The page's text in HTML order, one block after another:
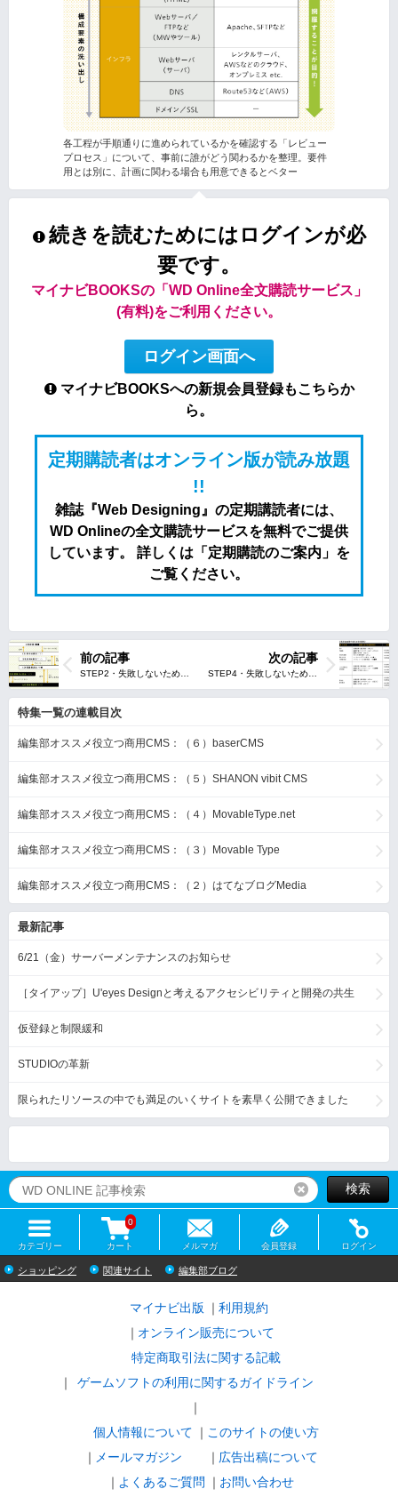
各工程が手順通りに進められているかを確認する「レビュー
プロセス」について、事前に誰がどう関わるかを整理。要件
用とは別に、計画に関わる場合も用意できるとベター
続きを読むためにはログインが必
要です。
マイナビBOOKSの「WD Online全文購読サービス」
(有料)をご利用ください。
ログイン画面へ
マイナビBOOKSへの新規会員登録もこちらか
ら。
定期購読者はオンライン版が読み放題
!!
雑誌『Web Designing』の定期講読者には、
WD Onlineの全文購読サービスを無料でご提供
しています。 詳しくは「定期購読のご案内」を
ご覧ください。
次の記事
前の記事
特集一覧の連載目次
編集部オススメ役立つ商用CMS：（６）baserCMS
編集部オススメ役立つ商用CMS：（５）SHANON vibit CMS
編集部オススメ役立つ商用CMS：（４）MovableType.net
編集部オススメ役立つ商用CMS：（３）Movable Type
編集部オススメ役立つ商用CMS：（２）はてなブログMedia
最新記事
6/21（金）サーバーメンテナンスのお知らせ
［タイアップ］U'eyes Designと考えるアクセシビリティと開発の共生
仮登録と制限緩和
STUDIOの革新
限られたリソースの中でも満足のいくサイトを素早く公開できました
リセット検索
カテゴリー カート
0
メルマガ 会員登録 ログイン
ショッピング 関連サイト 編集部ブログ
マイナビ出版
利用規約
オンライン販売について
特定商取引法に関する記載
ゲームソフトの利用に関するガイドライン
｜
個人情報について
このサイトの使い方
メールマガジン
広告出稿について
よくあるご質問
お問い合わせ